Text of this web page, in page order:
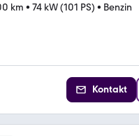
km • 74 kW (101 PS) • Benzin
Kontakt